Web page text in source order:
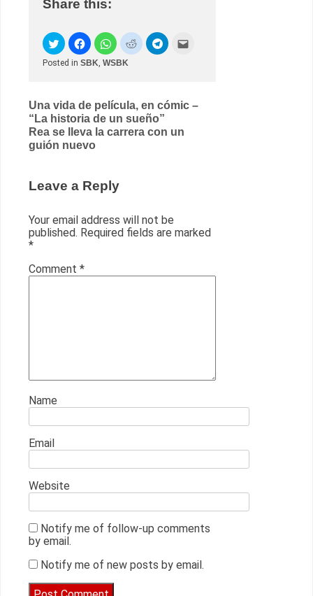
Share this:
Posted in SBK WSBK
Post
navigation
Una vida de película, en cómic –
“La historia de un sueño”
Rea se lleva la carrera con un
guión nuevo
Leave a Reply
Your email address will not be
published. Required fields are marked
*
Comment *
Name
Email
Website
Notify me of follow-up comments
by email.
Notify me of new posts by email.